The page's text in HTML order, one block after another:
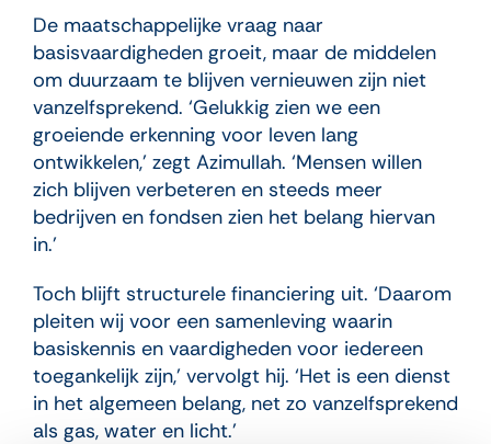
De maatschappelijke vraag naar
basisvaardigheden groeit, maar de middelen
om duurzaam te blijven vernieuwen zijn niet
vanzelfsprekend. ‘Gelukkig zien we een
groeiende erkenning voor leven lang
ontwikkelen,’ zegt Azimullah. ‘Mensen willen
zich blijven verbeteren en steeds meer
bedrijven en fondsen zien het belang hiervan
in.’
Toch blijft structurele financiering uit. ‘Daarom
pleiten wij voor een samenleving waarin
basiskennis en vaardigheden voor iedereen
toegankelijk zijn,’ vervolgt hij. ‘Het is een dienst
in het algemeen belang, net zo vanzelfsprekend
als gas, water en licht.’